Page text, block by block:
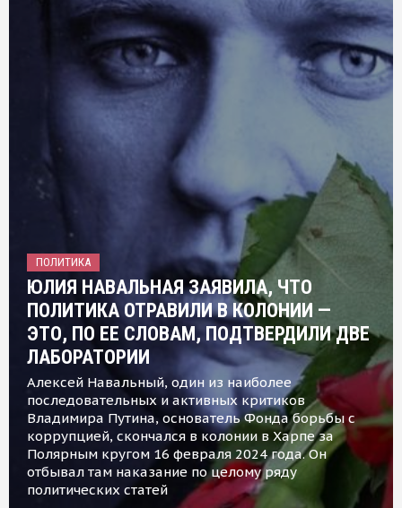
ПОЛИТИКА
ЮЛИЯ НАВАЛЬНАЯ ЗАЯВИЛА, ЧТО
ПОЛИТИКА ОТРАВИЛИ В КОЛОНИИ —
ЭТО, ПО ЕЕ СЛОВАМ, ПОДТВЕРДИЛИ ДВЕ
ЛАБОРАТОРИИ
Алексей Навальный, один из наиболее
последовательных и активных критиков
Владимира Путина, основатель Фонда борьбы с
коррупцией, скончался в колонии в Харпе за
Полярным кругом 16 февраля 2024 года. Он
отбывал там наказание по целому ряду
политических статей